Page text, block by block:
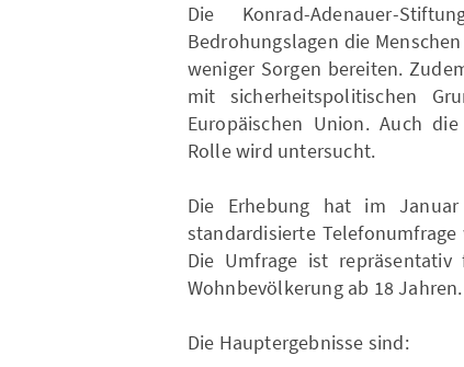
Die Konrad-Adenauer-
Bedrohungslagen die
weniger Sorgen bereiten.
mit sicherheitspolitischen
Europäischen Union. Auch
Rolle wird untersucht.
Die Erhebung hat im Januar
standardisierte
Die Umfrage ist
Wohnbevölkerung ab 18 Jahren.
Die Hauptergebnisse sind: